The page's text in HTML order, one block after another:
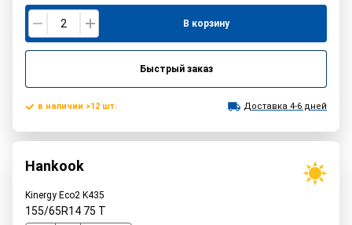
В корзину
Быстрый заказ
в наличии >12 шт. Доставка 4-6 дней
Hankook
Kinergy Eco2 K435
155/65R14 75 T